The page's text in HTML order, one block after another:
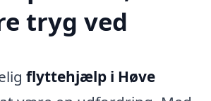
tryg ved
flyttehjælp i Høve